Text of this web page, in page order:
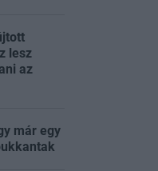
lesz
az
már egy